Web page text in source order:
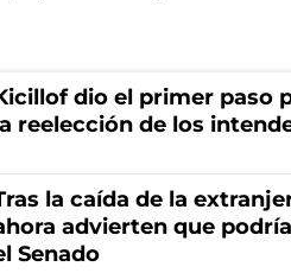
dio el primer paso
reelección de los
la caída de la
advierten que
Senado